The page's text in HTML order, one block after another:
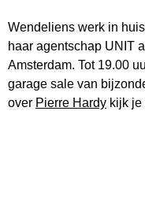
Wendeliens werk in
haar agentschap UNIT
Amsterdam. Tot 19.00
garage sale van
over Pierre Hardy kijk je